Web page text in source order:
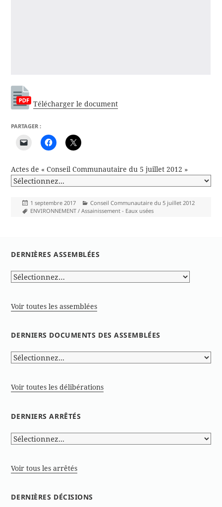
Télécharger le document
PARTAGER :
Actes de « Conseil Communautaire du 5 juillet 2012 »
Publié
le
1 septembre 2017 Catégories
Conseil Communautaire du 5 juillet 2012
Mots-
ENVIRONNEMENT / Assainissement - Eaux usées
DERNIÈRES ASSEMBLÉES
Voir toutes les assemblées
DERNIERS DOCUMENTS DES ASSEMBLÉES
Voir toutes les délibérations
DERNIERS ARRÊTÉS
Voir tous les arrêtés
DERNIÈRES DÉCISIONS